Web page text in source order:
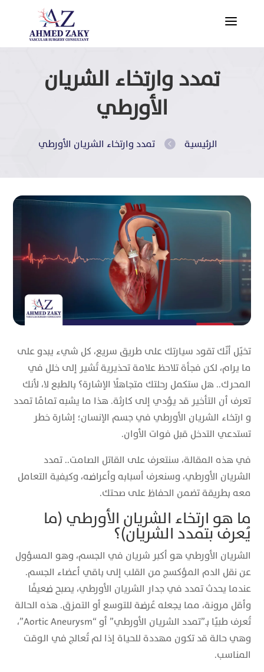
a
تمدد وارتخاء الشريان
الأورطي
الرئيسية  تمدد وارتخاء الشريان الأورطي
تخيّل أنّك تقود سيارتك على طريق سريع، كل شيء يبدو على
ما يرام، لكن فجأة تلاحظ علامة تحذيرية تُشير إلى خلل في
المحرك.. هل ستكمل رحلتك متجاهلًا الإشارة؟ بالطبع لا، لأنك
تعرف أن التأخير قد يؤدي إلى كارثة. هذا ما يشبه تمامًا تمدد
و ارتخاء الشريان الأورطي في جسم الإنسان؛ إشارة خطر
تستدعي التدخل قبل فوات الأوان.
في هذه المقالة، سنتعرف على القاتل الصامت.. تمدد
الشريان الأورطي، وسنعرف أسبابه وأعراضه، وكيفية التعامل
معه بطريقة تضمن الحفاظ على صحتك.
ما هو ارتخاء الشريان الأورطي (ما
يُعرف بتمدد الشريان)؟
الشريان الأورطي هو أكبر شريان في الجسم، وهو المسؤول
عن نقل الدم المؤكسج من القلب إلى باقي أعضاء الجسم.
عندما يحدث تمدد في جدار الشريان الأورطي، يصبح ضعيفًا
وأقل مرونة، مما يجعله عُرضة للتوسع أو التمزق. هذه الحالة
تُعرف طبيًا بـ”تمدد الشريان الأورطي” أو “Aortic Aneurysm”،
وهي حالة قد تكون مهددة للحياة إذا لم تُعالج في الوقت
المناسب.